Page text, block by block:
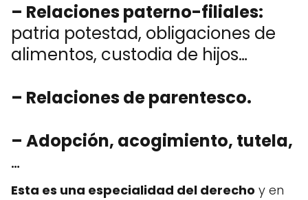
– Relaciones paterno-filiales:
patria potestad, obligaciones de
alimentos, custodia de hijos…
– Relaciones de parentesco.
– Adopción, acogimiento, tutela,
…
Esta es una especialidad del derecho y en